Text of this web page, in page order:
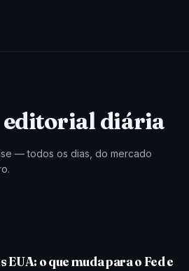
editorial diária
— todos os dias, do mercado
o que muda para o Fed e